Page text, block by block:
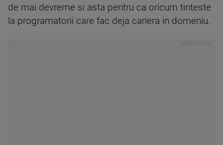
de mai devreme si asta pentru ca oricum tinteste
la programatorii care fac deja cariera in domeniu.